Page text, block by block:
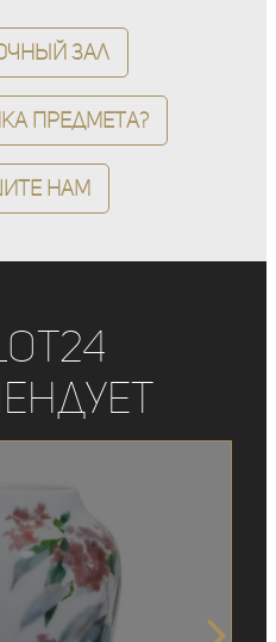
зал
предмета?
нам